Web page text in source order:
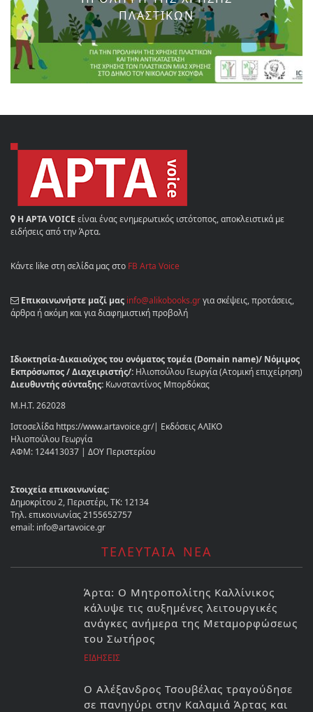
ΠΛΑΣΤΙΚΩΝ
Η ΑΡΤΑ VOICE είναι ένας ενημερωτικός ιστότοπος, αποκλειστικά με
ειδήσεις από την Άρτα.
Κάντε like στη σελίδα μας στο FB Arta Voice
Επικοινωνήστε μαζί μας info@alikobooks.grγια σκέψεις, προτάσεις,
άρθρα ή ακόμη και για διαφημιστική προβολή
Ιδιοκτησία-Δικαιούχος του ονόματος τομέα (Domain name)/ Νόμιμος
Εκπρόσωπος / Διαχειριστής/: Ηλιοπούλου Γεωργία (Ατομική επιχείρηση)
Διευθυντής σύνταξης: Κωνσταντίνος Μπορδόκας
Μ.Η.Τ. 262028
Ιστοσελίδα https://www.artavoice.gr/| Εκδόσεις ΑΛΙΚΟ
Ηλιοπούλου Γεωργία
ΑΦΜ: 124413037 | ΔΟΥ Περιστερίου
Στοιχεία επικοινωνίας:
Δημοκρίτου 2, Περιστέρι, ΤΚ: 12134
Τηλ. επικοινωνίας 2155652757
email: info@artavoice.gr
ΤΕΛΕΥΤΑΙΑ ΝΕΑ
Άρτα: Ο Μητροπολίτης Καλλίνικος
κάλυψε τις αυξημένες λειτουργικές
ανάγκες ανήμερα της Μεταμορφώσεως
του Σωτήρος
ΕΙΔΗΣΕΙΣ
Ο Αλέξανδρος Τσουβέλας τραγούδησε
σε πανηγύρι στην Καλαμιά Άρτας και